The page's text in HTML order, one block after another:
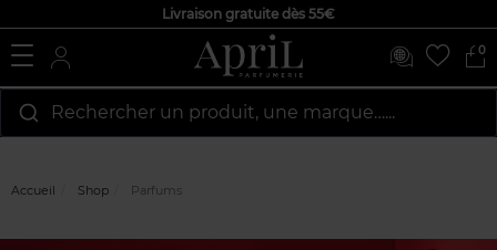
Livraison gratuite dès 55€
0
Rechercher un produit, une marque…...
Accueil Shop Parfums